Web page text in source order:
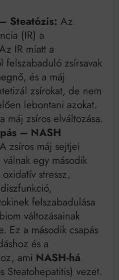
Steatózis: Az
(IR) a
IR miatt a
felszabaduló zsírsavak
és a máj
zsírokat, de nem
lebontani azokat.
máj zsíros elváltozása.
– NASH
A zsíros máj sejtjei
egy második
oxidatív stressz,
felszabadulása
változásainak
Ez a második csapás
és a
ami NASH-há
Steatohepatitis) vezet.